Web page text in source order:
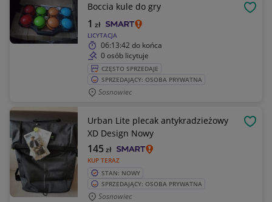
Boccia kule do gry
LICYTACJA
1 zł
06:13:42 do końca
0 osób licytuje
CZĘSTO SPRZEDAJE
SPRZEDAJĄCY: OSOBA PRYWATNA
Sosnowiec
Urban Lite plecak antykradzieżowy
XD Design Nowy
KUP TERAZ
145zł
STAN: NOWY
SPRZEDAJĄCY: OSOBA PRYWATNA
Sosnowiec